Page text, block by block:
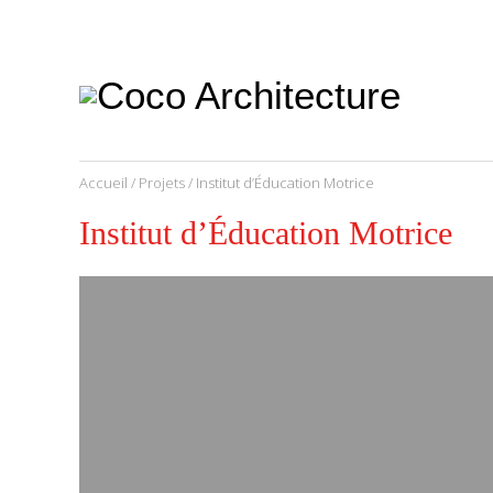
urbanisme,
etc.
Accueil / Projets/ Institut d’Éducation Motrice
Institut d’Éducation Motrice